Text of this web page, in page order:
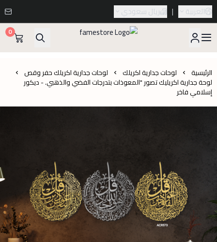
العربية | ريال سعودي
0
الرئيسية لوحات جدارية اكريلك لوحات جدارية اكريلك حفر وقص
لوحة جدارية اكريليك تصور "المعوذات بتدرجات الفضي والذهبي. - ديكور
إسلامي فاخر